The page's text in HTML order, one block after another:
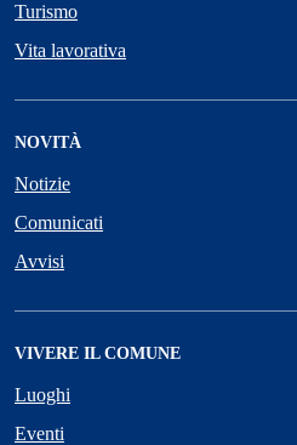
Turismo
Vita lavorativa
NOVITÀ
Notizie
Comunicati
Avvisi
VIVERE IL COMUNE
Luoghi
Eventi